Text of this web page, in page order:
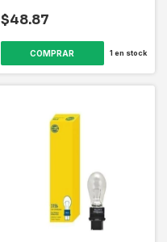
$48.87
1 en stock